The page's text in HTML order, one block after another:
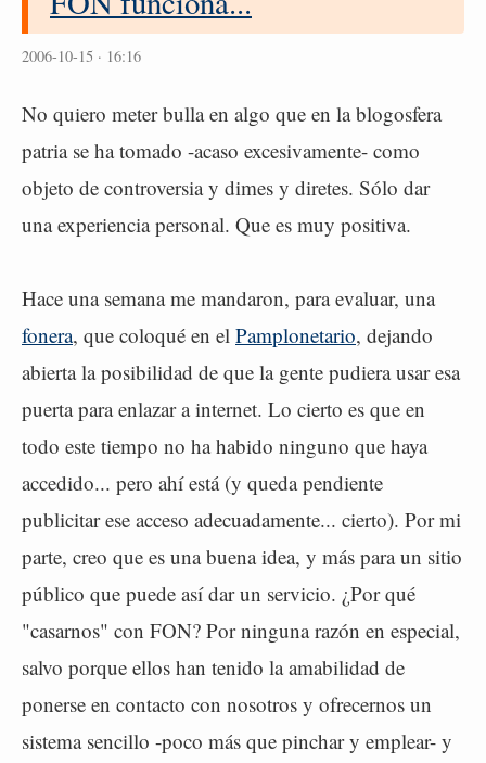
2006-10-15 · 16:16
No quiero meter bulla en algo que en la blogosfera
patria se ha tomado -acaso excesivamente- como
objeto de controversia y dimes y diretes. Sólo dar
una experiencia personal. Que es muy positiva.
Hace una semana me mandaron, para evaluar, una
fonera, que coloqué en el Pamplonetario, dejando
abierta la posibilidad de que la gente pudiera usar esa
puerta para enlazar a internet. Lo cierto es que en
todo este tiempo no ha habido ninguno que haya
accedido... pero ahí está (y queda pendiente
publicitar ese acceso adecuadamente... cierto). Por mi
parte, creo que es una buena idea, y más para un sitio
público que puede así dar un servicio. ¿Por qué
"casarnos" con FON? Por ninguna razón en especial,
salvo porque ellos han tenido la amabilidad de
ponerse en contacto con nosotros y ofrecernos un
sistema sencillo -poco más que pinchar y emplear- y